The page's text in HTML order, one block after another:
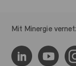
Mit Minergie